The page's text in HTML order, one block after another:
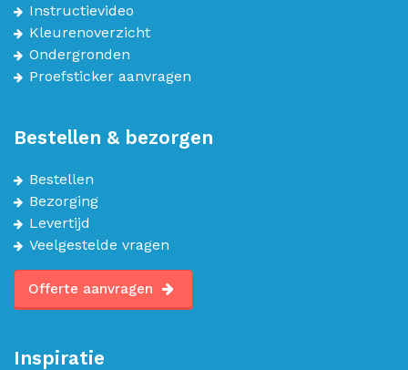
Instructievideo
Kleurenoverzicht
Ondergronden
Proefsticker aanvragen
Bestellen & bezorgen
Bestellen
Bezorging
Levertijd
Veelgestelde vragen
Offerte aanvragen
Inspiratie